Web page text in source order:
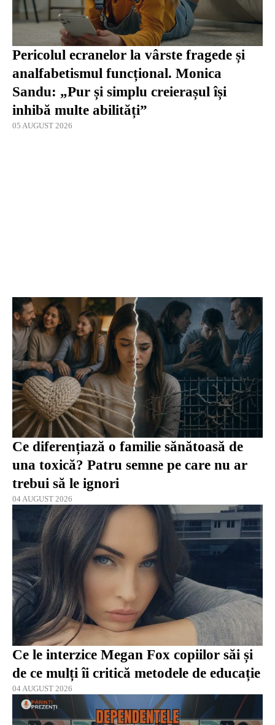
Pericolul ecranelor la vârste fragede și
analfabetismul funcțional. Monica
Sandu: „Pur și simplu creierașul își
inhibă multe abilități”
05 AUGUST 2026
Ce diferențiază o familie sănătoasă de
una toxică? Patru semne pe care nu ar
trebui să le ignori
04 AUGUST 2026
Ce le interzice Megan Fox copiilor săi și
de ce mulți îi critică metodele de educație
04 AUGUST 2026